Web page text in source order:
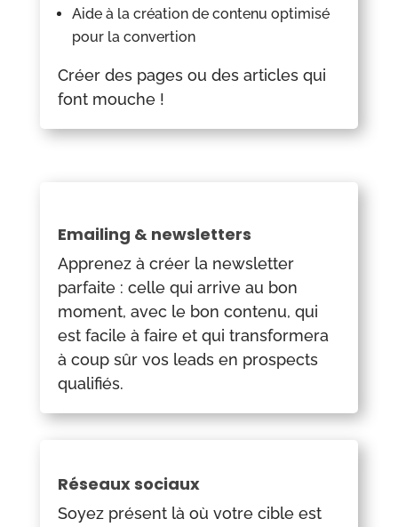
Aide à la création de contenu optimisé
pour la convertion
Créer des pages ou des articles qui
font mouche !
Emailing & newsletters
Apprenez à créer la newsletter
parfaite : celle qui arrive au bon
moment, avec le bon contenu, qui
est facile à faire et qui transformera
à coup sûr vos leads en prospects
qualifiés.
Réseaux sociaux
Soyez présent là où votre cible est